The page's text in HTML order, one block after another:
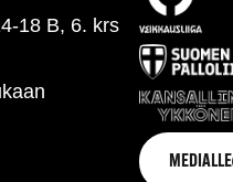
18 B, 6. krs
MEDIALLE